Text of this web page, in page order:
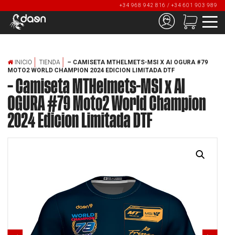
+34 968 942 816 / +34 601 903 989
INICIO TIENDA
– CAMISETA MTHELMETS-MSI X AI OGURA #79
MOTO2 WORLD CHAMPION 2024 EDICION LIMITADA DTF
– Camiseta MTHelmets-MSI x AI
OGURA #79 Moto2 World Champion
2024 Edicion Limitada DTF